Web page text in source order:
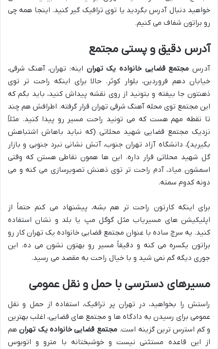
خواهید دنبال آدرس بگردید یا توی ترافیک گیر کنید. اینجا همه چی
رو براتون شفاف می کنیم.
آدرس دقیق و پستی مجتمع
آدرس مجتمع قضایی خانواده یک تهران اینه: تهران، آهنگ شرقی،
خیابان دهم فروردین، بلوار کوثر. حالا برای اینکه راحت تر توی
ذهنتون جا بیفته و بتونید از روی نقشه پیداش کنید، باید بگم که
این مجتمع توی محله آهنگ شرقی تهران قرار گرفته. اطرافش هم چند
تا نقطه مهم هست که می تونید راحت مسیر رو پیدا کنید. مثلاً
نزدیک مجتمع قضایی شهید محلاتی (که نباید باهاش اشتباهش
بگیرید)، دانشگاه آزاد تهران جنوب، آتش نشانی نبرد جنوبی و بازار
گل شهید محلاتی قرار داره. این ها همون نقاطی هستن که وقتی
اسمشون میاد، آدم راحت تر توی ذهنش تصویرسازی می کنه و می
دونه کدوم سمته.
برای اینکه کارتون راحت تر هم بشه، پیشنهاد می کنم حتماً از
اپلیکیشن های مسیریاب مثل گوگل مپ یا بلد و نشان استفاده
کنید. یه سرچ ساده با عنوان مجتمع قضایی خانواده یک تهران کار رو
براتون یکسره می کنه و دقیقاً مسیر رو بهتون نشون می ده. این
جوری دیگه گم نمی شید و با خیال راحت به مقصد می رسید.
مسیرهای دسترسی با حمل و نقل عمومی
راستش را بخواهید، در تهران پر ترافیک، استفاده از حمل و نقل
عمومی برای رسیدن به دادگاه ها و مجتمع های قضایی، اغلب بهترین
و کم استرس ترین گزینه است.مجتمع قضایی خانواده یک تهرانهم
از این قاعده مستثنی نیست و خوشبختانه با مترو و اتوبوس